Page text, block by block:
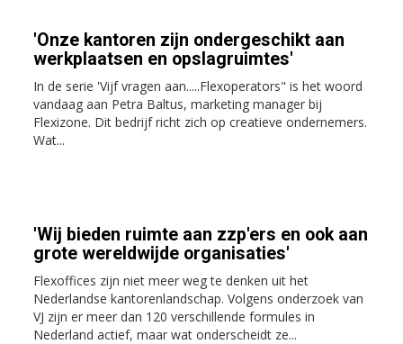
'Onze kantoren zijn ondergeschikt aan
werkplaatsen en opslagruimtes'
In de serie 'Vijf vragen aan.....Flexoperators" is het woord
vandaag aan Petra Baltus, marketing manager bij
Flexizone. Dit bedrijf richt zich op creatieve ondernemers.
Wat...
'Wij bieden ruimte aan zzp'ers en ook aan
grote wereldwijde organisaties'
Flexoffices zijn niet meer weg te denken uit het
Nederlandse kantorenlandschap. Volgens onderzoek van
VJ zijn er meer dan 120 verschillende formules in
Nederland actief, maar wat onderscheidt ze...